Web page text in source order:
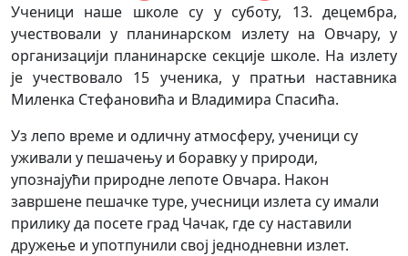
Ученици наше школе су у суботу, 13. децембра,
учествовали у планинарском излету на Овчару, у
организацији планинарске секције школе. На излету
је учествовало 15 ученика, у пратњи наставника
Миленка Стефановића и Владимира Спасића.
Уз лепо време и одличну атмосферу, ученици су
уживали у пешачењу и боравку у природи,
упознајући природне лепоте Овчара. Након
завршене пешачке туре, учесници излета су имали
прилику да посете град Чачак, где су наставили
дружење и употпунили свој једнодневни излет.